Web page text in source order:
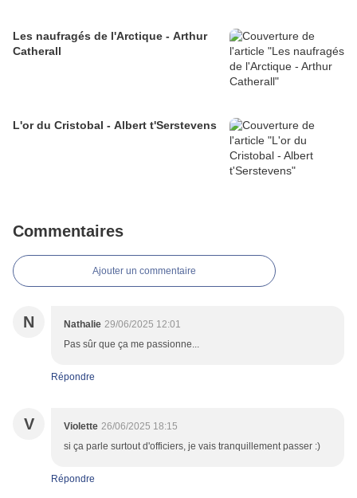
Les naufragés de l'Arctique - Arthur
Catherall
L'or du Cristobal - Albert t'Serstevens
Commentaires
Ajouter un commentaire
N Nathalie 29/06/2025 12:01
Pas sûr que ça me passionne...
Répondre
V Violette 26/06/2025 18:15
si ça parle surtout d'officiers, je vais tranquillement passer :)
Répondre